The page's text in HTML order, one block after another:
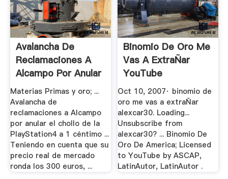
Avalancha De
Reclamaciones A
Alcampo Por Anular
El Chollo ...
Materias Primas y oro; ...
Avalancha de
reclamaciones a Alcampo
por anular el chollo de la
PlayStation4 a 1 céntimo ...
Teniendo en cuenta que su
precio real de mercado
ronda los 300 euros, ...
Binomio De Oro Me
Vas A ExtraÑar
YouTube
Oct 10, 2007· binomio de
oro me vas a extraÑar
alexcar30. Loading...
Unsubscribe from
alexcar30? ... Binomio De
Oro De America; Licensed
to YouTube by ASCAP,
LatinAutor, LatinAutor .